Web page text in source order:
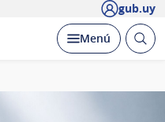
gub.uy
Desplegar
Menú Abrir